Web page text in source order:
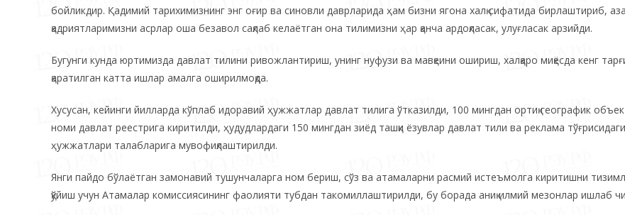
бойликдир. Қадимий тарихимизнинг энг оғир ва синовли даврларида ҳам бизни ягона халқ сифатида бирлаштириб,
қадриятларимизни асрлар оша безавол сақлаб келаётган она тилимизни ҳар қанча ардоқласак, улуғласак арзийди.
Бугунги кунда юртимизда давлат тилини ривожлантириш, унинг нуфузи ва мавқеини ошириш, халқаро миқёсда кенг
қаратилган катта ишлар амалга оширилмоқда.
Хусусан, кейинги йилларда кўплаб идоравий ҳужжатлар давлат тилига ўтказилди, 100 мингдан ортиқ географик
номи давлат реестрига киритилди, ҳудудлардаги 150 мингдан зиёд ташқи ёзувлар давлат тили ва реклама тўғрисидаги
ҳужжатлари талабларига мувофиқлаштирилди.
Янги пайдо бўлаётган замонавий тушунчаларга ном бериш, сўз ва атамаларни расмий истеъмолга киритишни
қўйиш учун Атамалар комиссиясининг фаолияти тубдан такомиллаштирилди, бу борада аниқ илмий мезонлар ишлаб